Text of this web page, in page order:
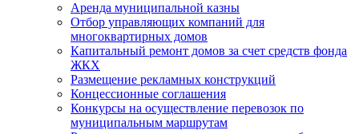
Аренда муниципальной казны
Отбор управляющих компаний для
многоквартирных домов
Капитальный ремонт домов за счет средств фонда
ЖКХ
Размещение рекламных конструкций
Концессионные соглашения
Конкурсы на осуществление перевозок по
муниципальным маршрутам